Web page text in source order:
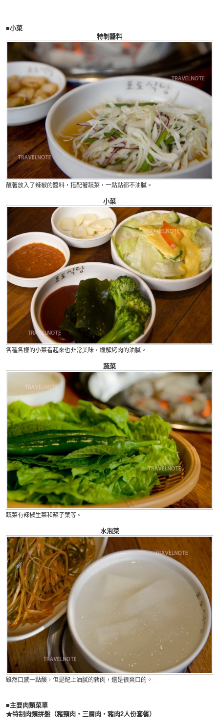
■小菜
特制醬料
蘸著放入了辣椒的醬料，搭配著蔬菜，一點點都不油膩。
小菜
各種各樣的小菜看起來也非常美味，緩解烤肉的油膩。
蔬菜
蔬菜有辣椒生菜和蘇子葉等。
水泡菜
雖然口感一點酸，但是配上油膩的豬肉，還是很爽口的。
■主要肉類菜單
★特制肉類拼盤（豬頸肉・三層肉・豬肉2人份套餐）